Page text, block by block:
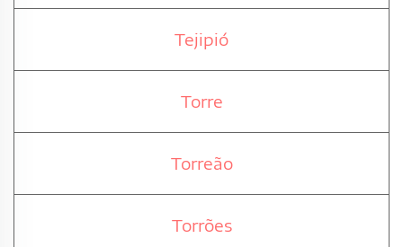
Tejipió
Torre
Torreão
Torrões